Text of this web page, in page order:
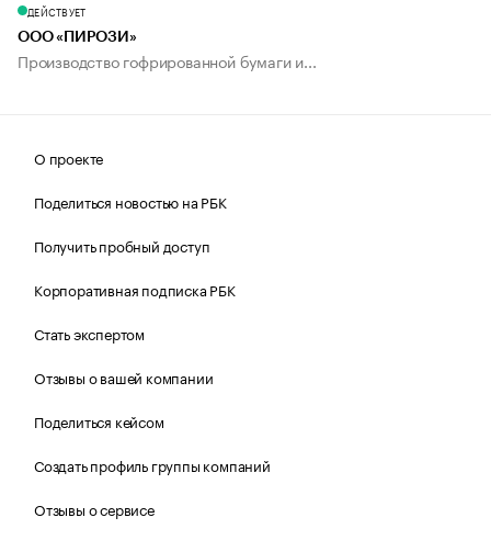
ДЕЙСТВУЕТ
ООО «ПИРОЗИ»
Производство гофрированной бумаги и...
О проекте
Поделиться новостью на РБК
Получить пробный доступ
Корпоративная подписка РБК
Стать экспертом
Отзывы о вашей компании
Поделиться кейсом
Создать профиль группы компаний
Отзывы о сервисе